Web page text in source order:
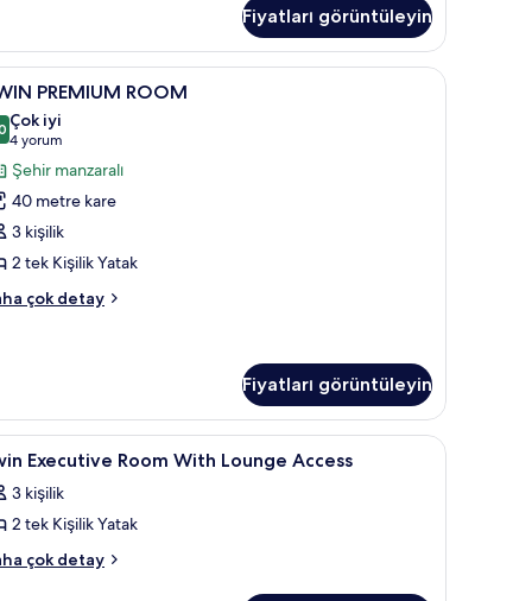
Fiyatları görüntüleyin
odada kasa
8 PREMIUM ROOM
/ 10
Çok iyi
4 yorum
(4
yorum)
Şehir manzaralı
40 metre kare
3 kişilik
2 tek Kişilik Yatak
çok detay
Fiyatları görüntüleyin
ücretsiz banyo/kozmetik ürünleri
8 Executive Room With Lounge Access
3 kişilik
2 tek Kişilik Yatak
çok detay